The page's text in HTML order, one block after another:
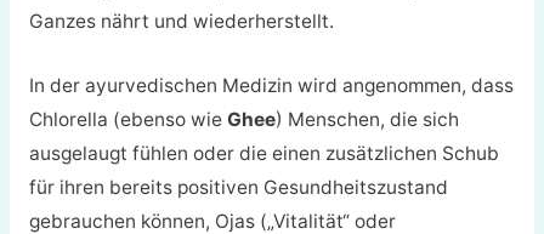
Ganzes nährt und wiederherstellt.
In der ayurvedischen Medizin wird angenommen, dass
Chlorella (ebenso wie Ghee) Menschen, die sich
ausgelaugt fühlen oder die einen zusätzlichen Schub
für ihren bereits positiven Gesundheitszustand
gebrauchen können, Ojas („Vitalität“ oder